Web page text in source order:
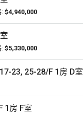
:$4,940,000
:$5,330,000
23, 25-28/F 1房 D室
1房 F室